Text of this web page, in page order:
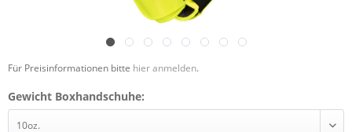
Für Preisinformationen bitte hier anmelden.
Gewicht Boxhandschuhe: